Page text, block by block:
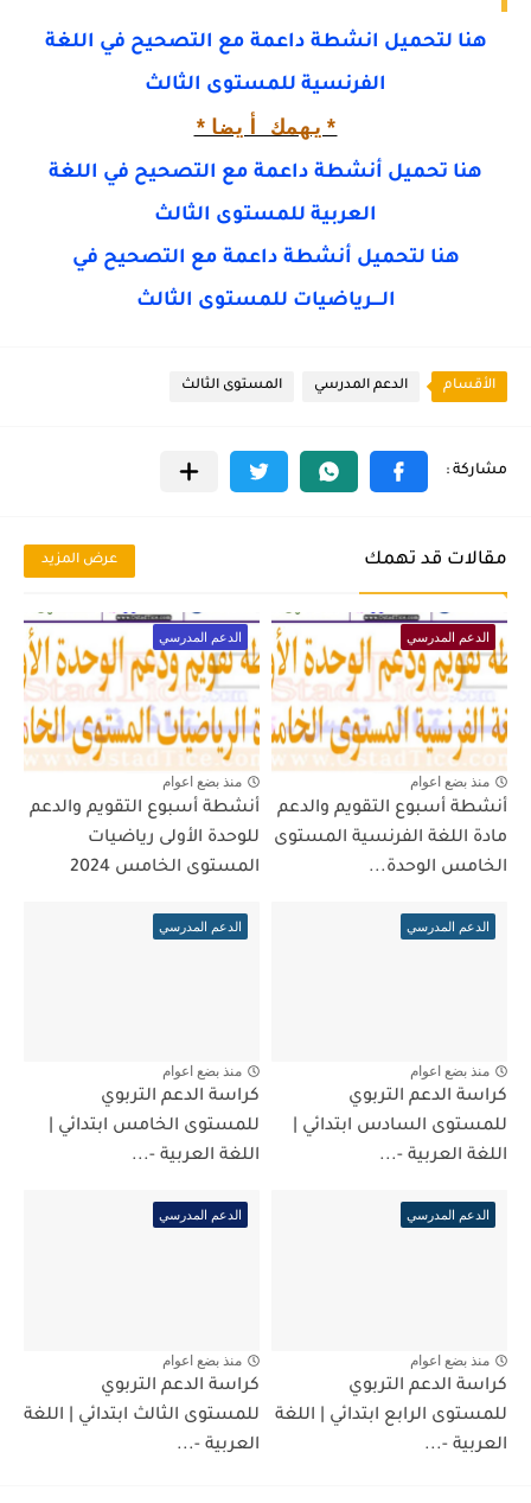
هنا لتحميل انشطة داعمة مع التصحيح في اللغة
الفرنسية للمستوى الثالث
*يهمك أيضا*
هنا تحميل أنشطة داعمة مع التصحيح في اللغة
العربية للمستوى الثالث
هنا لتحميل أنشطة داعمة مع التصحيح في
الــــرياضيات للمستوى الثالث
الأقسام الدعم المدرسي المستوى الثالث
مقالات قد تهمك عرض المزيد
الدعم المدرسي
منذ بضع اعوام
أنشطة أسبوع التقويم والدعم
مادة اللغة الفرنسية المستوى
الخامس الوحدة...
الدعم المدرسي
منذ بضع اعوام
أنشطة أسبوع التقويم والدعم
للوحدة الأولى رياضيات
المستوى الخامس 2024
الدعم المدرسي
منذ بضع اعوام
كراسة الدعم التربوي
للمستوى السادس ابتدائي |
اللغة العربية -...
الدعم المدرسي
منذ بضع اعوام
كراسة الدعم التربوي
للمستوى الخامس ابتدائي |
اللغة العربية -...
الدعم المدرسي
منذ بضع اعوام
كراسة الدعم التربوي
للمستوى الرابع ابتدائي | اللغة
العربية -...
الدعم المدرسي
منذ بضع اعوام
كراسة الدعم التربوي
للمستوى الثالث ابتدائي | اللغة
العربية -...